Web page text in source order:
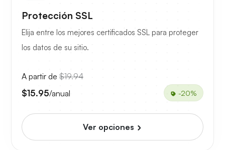
Protección SSL
Elija entre los mejores certificados SSL para proteger
los datos de su sitio.
A partir de $19.94
$15.95/anual -20%
Ver opciones